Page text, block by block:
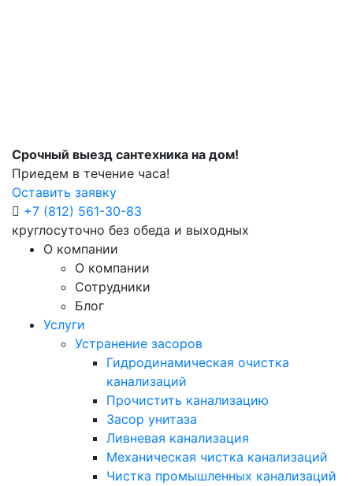
Срочный выезд сантехника на дом!
Приедем в течение часа!
Оставить заявку
+7 (812) 561-30-83
круглосуточно без обеда и выходных
О компании
О компании
Сотрудники
Блог
Услуги
Устранение засоров
Гидродинамическая очистка
канализаций
Прочистить канализацию
Засор унитаза
Ливневая канализация
Механическая чистка канализаций
Чистка промышленных канализаций